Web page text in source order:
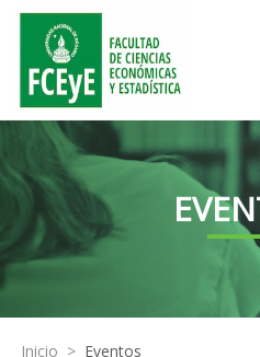
Inicio > Eventos